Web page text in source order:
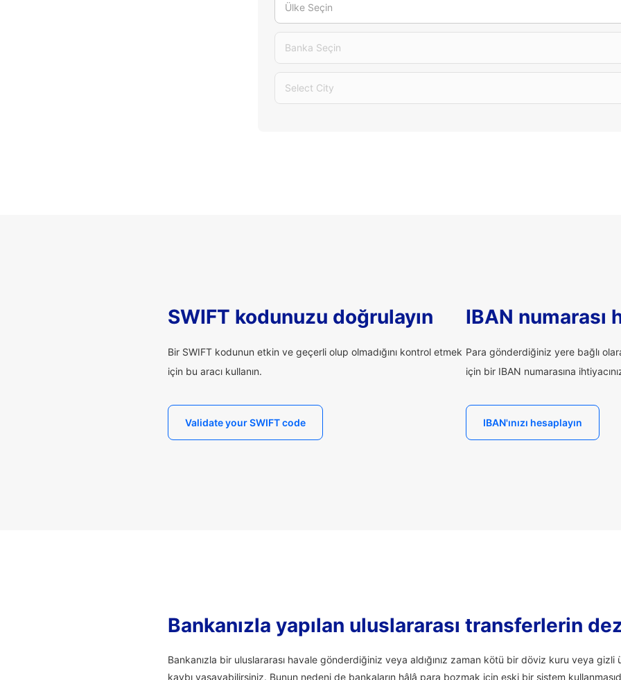
Ülke Seçin
Banka Seçin
Select City
SWIFT kodunuzu doğrulayın
Bir SWIFT kodunun etkin ve geçerli olup olmadığını kontrol etmek
için bu aracı kullanın.
Validate your SWIFT code
IBAN numarası
Para gönderdiğiniz yere bağlı
için bir IBAN numarasına
IBAN'ınızı hesaplayın
Bankanızla yapılan uluslararası transferlerin
Bankanızla bir uluslararası havale gönderdiğiniz veya aldığınız zaman kötü bir döviz kuru veya
kaybı yaşayabilirsiniz. Bunun nedeni de bankaların hâlâ para bozmak için eski bir sistem